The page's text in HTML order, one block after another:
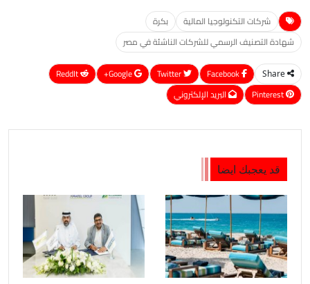
شركات التكنولوجيا المالية
بكرة
شهادة التصنيف الرسمي للشركات الناشئة في مصر
Share
Google+
ReddIt
Pinterest
البريد الإلكتروني
قد يعجبك ايضا